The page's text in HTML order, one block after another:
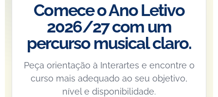
Comece o Ano Letivo
2026/27 com um
percurso musical claro.
Peça orientação à Interartes e encontre o
curso mais adequado ao seu objetivo,
nível e disponibilidade.